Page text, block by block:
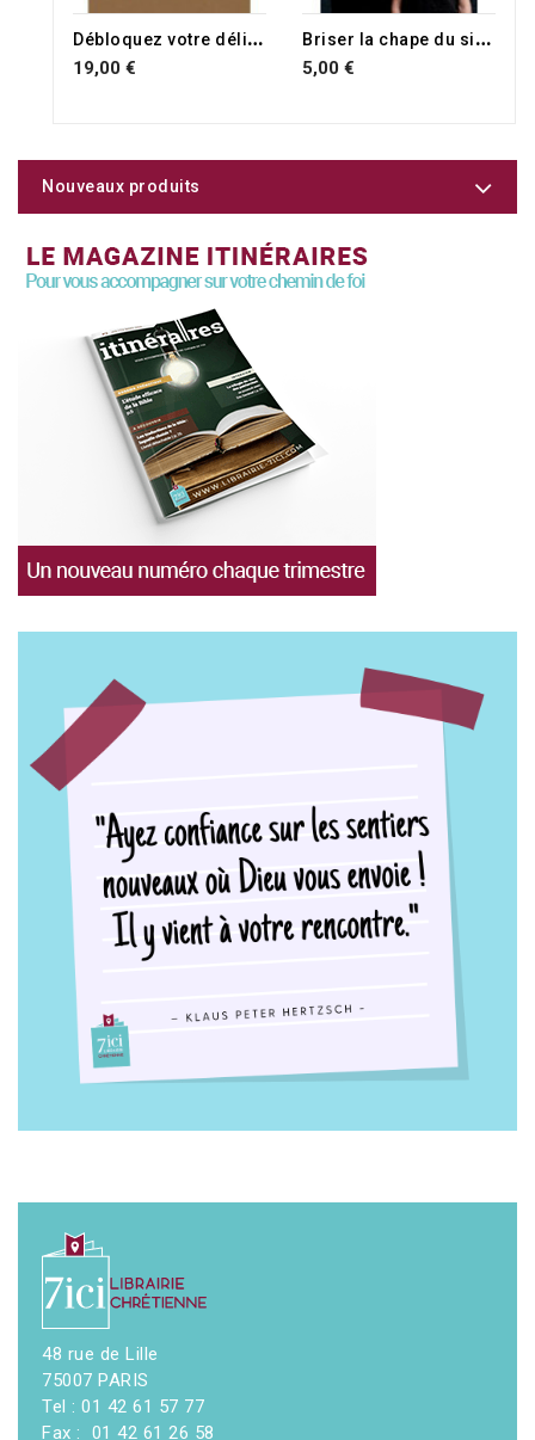
RUPTURE DE STOCK D
ébloquez votre délivrance
19,00 €
B
riser la chape du silence
5,00 €
Nouveaux produits
48 rue de Lille
75007 PARIS
Tel : 01 42 61 57 77
Fax : 01 42 61 26 58